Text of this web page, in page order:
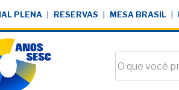
PLENA RESERVAS MESA BRASIL